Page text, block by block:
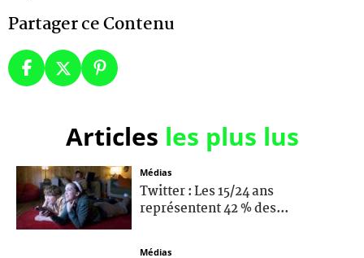
Partager ce Contenu
Articles les plus lus
Médias
Twitter : Les 15/24 ans
représentent 42 % des...
Médias